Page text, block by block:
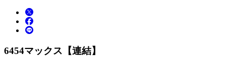
6454マックス【連結】